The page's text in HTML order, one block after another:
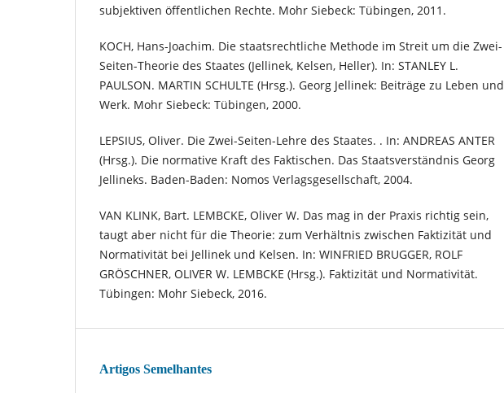
subjektiven öffentlichen Rechte. Mohr Siebeck: Tübingen, 2011.
KOCH, Hans-Joachim. Die staatsrechtliche Methode im Streit um die Zwei-
Seiten-Theorie des Staates (Jellinek, Kelsen, Heller). In: STANLEY L.
PAULSON. MARTIN SCHULTE (Hrsg.). Georg Jellinek: Beiträge zu Leben und
Werk. Mohr Siebeck: Tübingen, 2000.
LEPSIUS, Oliver. Die Zwei-Seiten-Lehre des Staates. . In: ANDREAS ANTER
(Hrsg.). Die normative Kraft des Faktischen. Das Staatsverständnis Georg
Jellineks. Baden-Baden: Nomos Verlagsgesellschaft, 2004.
VAN KLINK, Bart. LEMBCKE, Oliver W. Das mag in der Praxis richtig sein,
taugt aber nicht für die Theorie: zum Verhältnis zwischen Faktizität und
Normativität bei Jellinek und Kelsen. In: WINFRIED BRUGGER, ROLF
GRÖSCHNER, OLIVER W. LEMBCKE (Hrsg.). Faktizität und Normativität.
Tübingen: Mohr Siebeck, 2016.
Artigos Semelhantes